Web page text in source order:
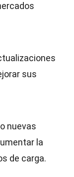
sus
nuevas
la
de carga.